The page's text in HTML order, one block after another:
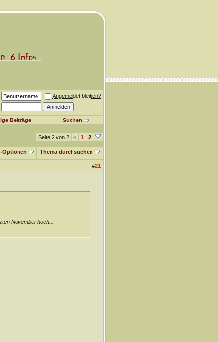
Angemeldet bleiben?
Beiträge Suchen
Seite 2 von 2 < 1 2
Optionen Thema durchsuchen
#21
November hoch...